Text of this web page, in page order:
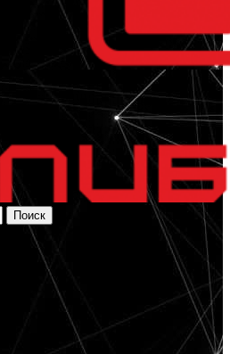
Поиск